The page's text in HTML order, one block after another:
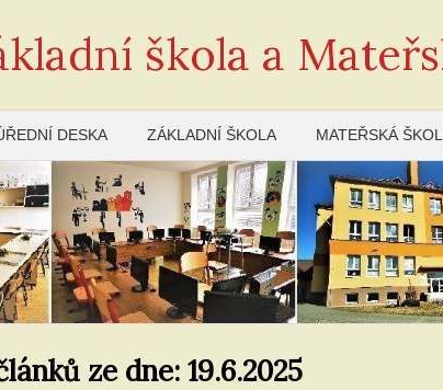
škola a
DESKA ZÁKLADNÍ ŠKOLA MATEŘSKÁ
ze dne: 19.6.2025